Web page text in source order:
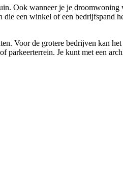
Ook wanneer je je
een winkel of een bedrijfspand
Voor de grotere bedrijven kan
parkeerterrein. Je kunt met een